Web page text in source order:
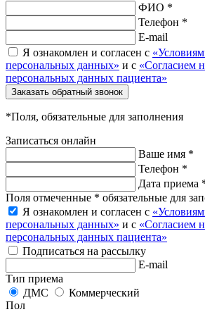
ФИО *
Телефон *
E-mail
Я ознакомлен и согласен с
персональных данных» и с «Согласием
персональных данных пациента»
Заказать обратный звонок
*Поля, обязательные для заполнения
Записаться онлайн
Ваше имя *
Телефон *
Дата приема
Поля отмеченные * обязательные для
Я ознакомлен и согласен с
персональных данных» и с «Согласием
персональных данных пациента»
Подписаться на рассылку
E-mail
Тип приема
ДМС
Коммерческий
Пол